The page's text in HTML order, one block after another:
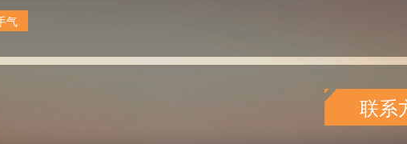
气
联系